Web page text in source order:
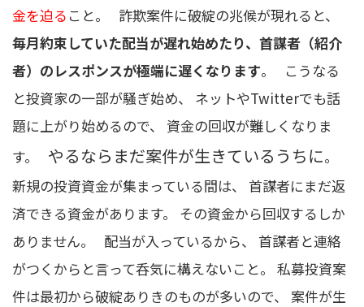
金を迫る こと。 詐欺案件に破綻の兆候が現れると、
毎月約束していた配当が遅れ始めたり、首謀者（紹介
者）のレスポンスが極端に遅くなります。 こうなる
と投資家の一部が騒ぎ始め、 ネットやTwitterでも話
題に上がり始めるので、 資金の回収が難しくなりま
す。 やるならまだ案件が生きているうちに。
新規の投資資金が集まっている間は、 首謀者にまだ返
済できる資金があります。 その資金から回収するしか
ありません。 配当が入っているから、 首謀者と連絡
がつくからと言って呑気に構えないこと。 私募投資案
件は最初から破綻ありきのものが多いので、 案件が生